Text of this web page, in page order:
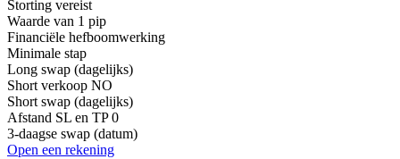
Storting vereist
Waarde van 1 pip
Financiële hefboomwerking
Minimale stap
Long swap (dagelijks)
Short verkoop NO
Short swap (dagelijks)
Afstand SL en TP 0
3-daagse swap (datum)
Open een rekening